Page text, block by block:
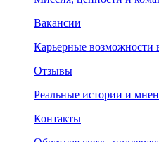
Вакансии
Карьерные возможности
Отзывы
Реальные истории и
Контакты